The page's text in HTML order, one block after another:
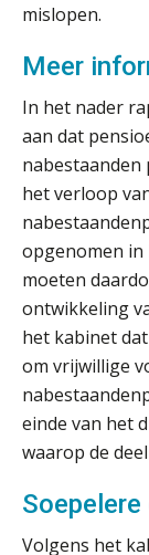
mislopen.
Meer
In het nader
aan dat
het verloop
opgenomen in
moeten
ontwikkeling
het kabinet
om vrijwillige
einde van het
waarop de
Volgens het